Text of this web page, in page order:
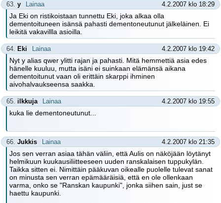
63. y Lainaa 4.2.2007 klo 18:29
Ja Eki on ristikoistaan tunnettu Eki, joka alkaa olla
dementoituneen isänsä pahasti dementoneutunut jälkeläinen. Ei
leikitä vakavillla asioilla.
64. Eki Lainaa 4.2.2007 klo 19:42
Nyt y alias qwer ylitti rajan ja pahasti. Mitä hemmettiä asia edes
hänelle kuuluu, mutta isäni ei suinkaan elämänsä aikana
dementoitunut vaan oli erittäin skarppi ihminen
aivohalvaukseensa saakka.
65. ilkkuja Lainaa 4.2.2007 klo 19:55
kuka lie dementoneutunut...
66. Jukkis Lainaa 4.2.2007 klo 21:35
Jos sen verran asiaa tähän väliin, että Aulis on näköjään löytänyt
helmikuun kuukausiliitteeseen uuden ranskalaisen tuppukylän.
Taikka sitten ei. Nimittäin pääkuvan oikealle puolelle tulevat sanat
on minusta sen verran epämääräisiä, että en ole ollenkaan
varma, onko se "Ranskan kaupunki", jonka siihen sain, just se
haettu kaupunki.